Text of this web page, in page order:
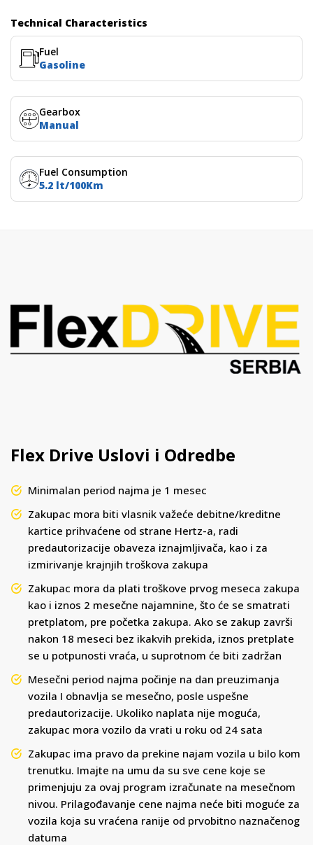
Technical Characteristics
Fuel
Gasoline
Gearbox
Manual
Fuel Consumption
5.2 lt/100Km
Flex Drive Uslovi i Odredbe
Minimalan period najma je 1 mesec
Zakupac mora biti vlasnik važeće debitne/kreditne
kartice prihvaćene od strane Hertz-a, radi
predautorizacije obaveza iznajmljivača, kao i za
izmirivanje krajnjih troškova zakupa
Zakupac mora da plati troškove prvog meseca zakupa
kao i iznos 2 mesečne najamnine, što će se smatrati
pretplatom, pre početka zakupa. Ako se zakup završi
nakon 18 meseci bez ikakvih prekida, iznos pretplate
se u potpunosti vraća, u suprotnom će biti zadržan
Mesečni period najma počinje na dan preuzimanja
vozila I obnavlja se mesečno, posle uspešne
predautorizacije. Ukoliko naplata nije moguća,
zakupac mora vozilo da vrati u roku od 24 sata
Zakupac ima pravo da prekine najam vozila u bilo kom
trenutku. Imajte na umu da su sve cene koje se
primenjuju za ovaj program izračunate na mesečnom
nivou. Prilagođavanje cene najma neće biti moguće za
vozila koja su vraćena ranije od prvobitno naznačenog
datuma